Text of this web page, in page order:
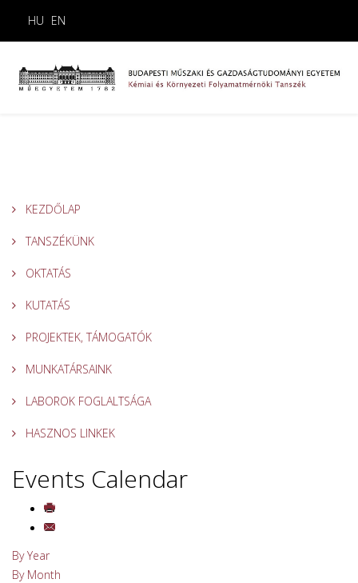
HU EN
KEZDŐLAP
TANSZÉKÜNK
OKTATÁS
KUTATÁS
PROJEKTEK, TÁMOGATÓK
MUNKATÁRSAINK
LABOROK FOGLALTSÁGA
HASZNOS LINKEK
Events Calendar
By Year
By Month